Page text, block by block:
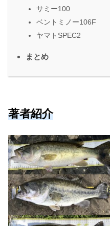
サミー100
ベントミノー106F
ヤマトSPEC2
まとめ
著者紹介